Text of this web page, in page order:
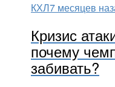
КХЛ7 месяцев
Кризис
почему
забивать?